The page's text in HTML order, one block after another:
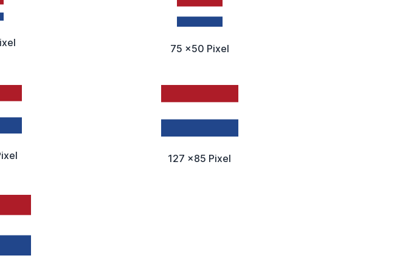
75 x50 Pixel
127 x85 Pixel